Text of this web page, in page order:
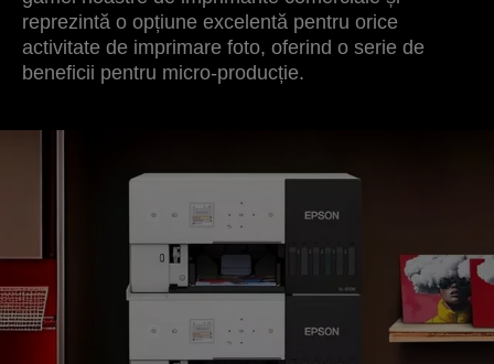
reprezintă o opțiune excelentă pentru orice
activitate de imprimare foto, oferind o serie de
beneficii pentru micro-producție.